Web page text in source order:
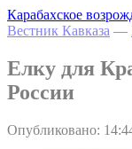
Карабахское
Вестник Кавказа —
Елку для
России
Опубликовано: